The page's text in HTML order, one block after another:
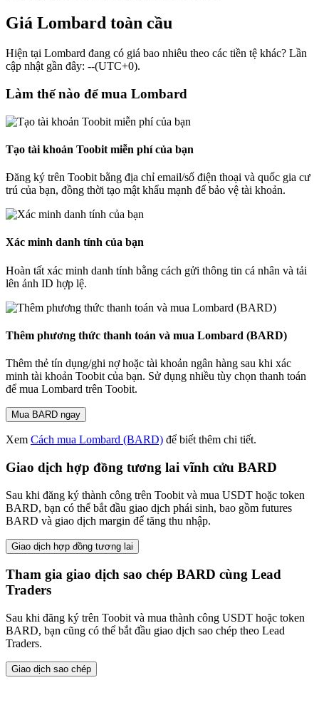
Giá Lombard toàn cầu
Hiện tại Lombard đang có giá bao nhiêu theo các tiền tệ khác? Lần
cập nhật gần đây: --(UTC+0).
Làm thế nào để mua Lombard
Tạo tài khoản Toobit miễn phí của bạn
Đăng ký trên Toobit bằng địa chỉ email/số điện thoại và quốc gia cư
trú của bạn, đồng thời tạo mật khẩu mạnh để bảo vệ tài khoản.
Xác minh danh tính của bạn
Hoàn tất xác minh danh tính bằng cách gửi thông tin cá nhân và tải
lên ảnh ID hợp lệ.
Thêm phương thức thanh toán và mua Lombard (BARD)
Thêm thẻ tín dụng/ghi nợ hoặc tài khoản ngân hàng sau khi xác
minh tài khoản Toobit của bạn. Sử dụng nhiều tùy chọn thanh toán
để mua Lombard trên Toobit.
Mua BARD ngay
Xem Cách mua Lombard (BARD) để biết thêm chi tiết.
Giao dịch hợp đồng tương lai vĩnh cửu BARD
Sau khi đăng ký thành công trên Toobit và mua USDT hoặc token
BARD, bạn có thể bắt đầu giao dịch phái sinh, bao gồm futures
BARD và giao dịch margin để tăng thu nhập.
Giao dịch hợp đồng tương lai
Tham gia giao dịch sao chép BARD cùng Lead
Traders
Sau khi đăng ký trên Toobit và mua thành công USDT hoặc token
BARD, bạn cũng có thể bắt đầu giao dịch sao chép theo Lead
Traders.
Giao dịch sao chép